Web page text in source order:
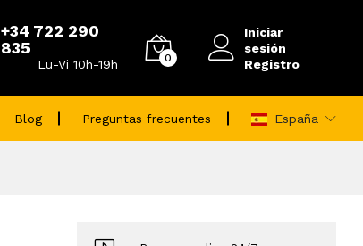
+34 722 290
835
Lu-Vi 10h-19h 0
Iniciar
sesión
Registro
Blog Preguntas frecuentes España